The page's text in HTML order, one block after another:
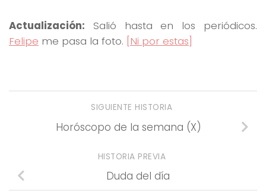
Actualización: Salió hasta en los periódicos.
Felipe me pasa la foto. [Ni por estas]
SIGUIENTE HISTORIA
Horóscopo de la semana (X)
HISTORIA PREVIA
Duda del día